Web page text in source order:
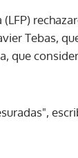
Tebas,
que